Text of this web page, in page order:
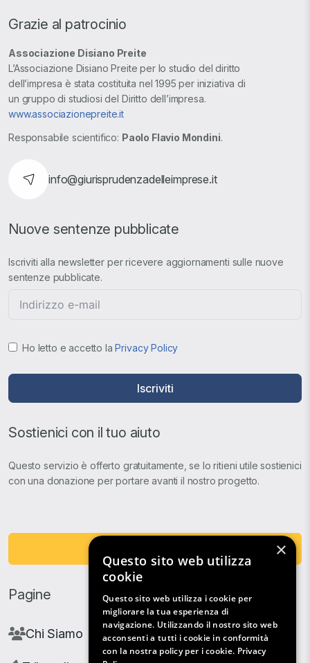
Grazie al patrocinio
Associazione Disiano Preite
L’Associazione Disiano Preite per lo studio del diritto
dell’impresa è stata costituita nel 1995 per iniziativa di
un gruppo di studiosi del Diritto dell’impresa.
www.associazionepreite.it
Responsabile scientifico: Paolo Flavio Mondini.
info@giurisprudenzadelleimprese.it
Nuove sentenze pubblicate
Iscriviti alla newsletter per ricevere aggiornamenti sulle nuove
sentenze pubblicate.
Ho letto e accetto laPrivacy Policy
Iscriviti
Sostienici con il tuo aiuto
Questo servizio è offerto gratuitamente, se lo ritieni utile sostienici
con una donazione per portare avanti il nostro progetto.
Pagine
Chi Siamo
×
Questo sito web utilizza
cookie
Questo sito web utilizza i cookie per
migliorare la tua esperienza di
navigazione. Utilizzando il nostro sito web
acconsenti a tutti i cookie in conformità
con la nostra policy per i cookie. Privacy